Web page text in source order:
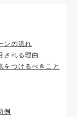
ンの流れ
される理由
つけるべきこと
例